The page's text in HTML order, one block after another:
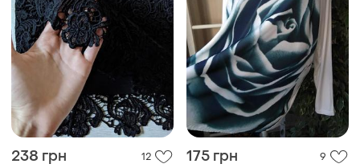
238 грн 12 175 грн 9